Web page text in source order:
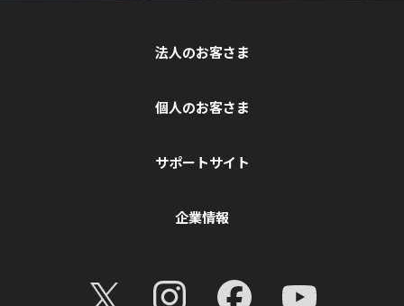
法人のお客さま
個人のお客さま
サポートサイト
企業情報